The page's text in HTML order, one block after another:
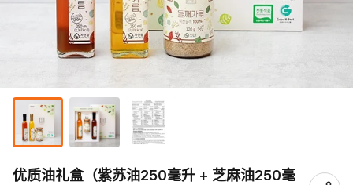
优质油礼盒（紫苏油250毫升 + 芝麻油250毫